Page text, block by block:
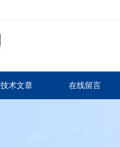
技术文章 在线留言